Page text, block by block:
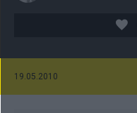
19.05.2010